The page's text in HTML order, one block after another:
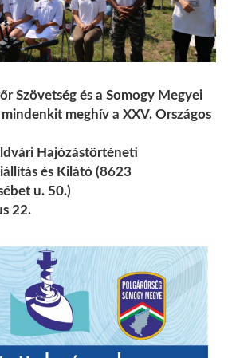
Szövetség és a Somogy Megyei
meghív a XXV. Országos
Hajózástörténeti
és Kilátó (8623
u. 50.)
22.